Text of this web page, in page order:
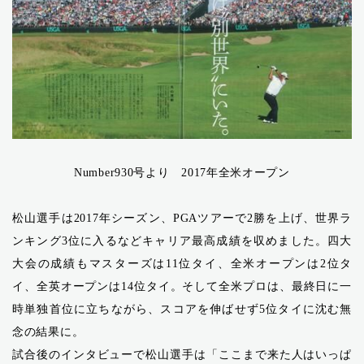
Number930号より 2017年全米オープン
松山選手は2017年シーズン、PGAツアーで2勝を上げ、世界ラ
ンキング3位に入るなどキャリア最高成績を収めました。四大
大会の成績もマスターズは11位タイ、全米オープンは2位タ
イ、全英オープンは14位タイ。そして全米プロは、最終日に一
時単独首位に立ちながら、スコアを伸ばせず5位タイに沈む無
念の結果に。
試合後のインタビューで松山選手は「ここまで来た人はいっぱ